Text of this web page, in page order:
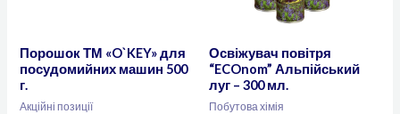
Порошок ТМ «O`KEY» для
посудомийних машин 500
г.
Акційні позиції
Освіжувач повітря
“ECOnom” Альпійський
луг – 300 мл.
Побутова хімія